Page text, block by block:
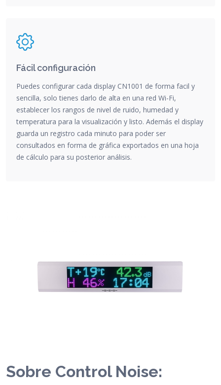
Fácil configuración
Puedes configurar cada display CN1001 de forma facil y
sencilla, solo tienes darlo de alta en una red Wi-Fi,
establecer los rangos de nivel de ruido, humedad y
temperatura para la visualización y listo. Además el display
guarda un registro cada minuto para poder ser
consultados en forma de gráfica exportados en una hoja
de cálculo para su posterior análisis.
Sobre Control Noise: